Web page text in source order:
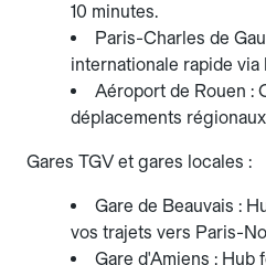
10 minutes.
Paris-Charles de
internationale rapide via
Aéroport de Rouen :
déplacements
Gares TGV et gares locales :
Gare de Beauvais :
vos trajets vers Paris-
Gare d'Amiens : Hub